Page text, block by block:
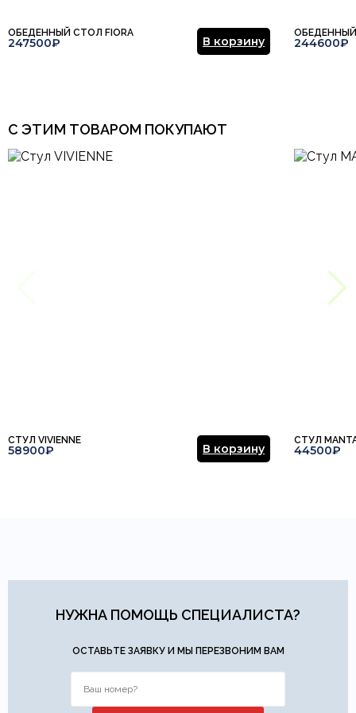
ОБЕДЕННЫЙ СТОЛ FIORA
247500₽ В корзину
ОБЕДЕННЫЙ
244600₽
С ЭТИМ ТОВАРОМ ПОКУПАЮТ
СТУЛ VIVIENNE
58900₽ В корзину
СТУЛ
44500₽
НУЖНА ПОМОЩЬ СПЕЦИАЛИСТА?
ОСТАВЬТЕ ЗАЯВКУ И МЫ ПЕРЕЗВОНИМ ВАМ